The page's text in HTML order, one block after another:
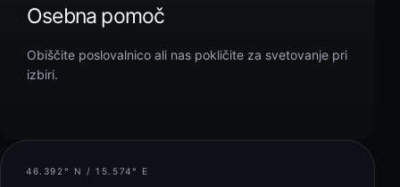
Osebna pomoč
Obiščite poslovalnico ali nas pokličite za svetovanje pri
izbiri.
46.392° N / 15.574° E